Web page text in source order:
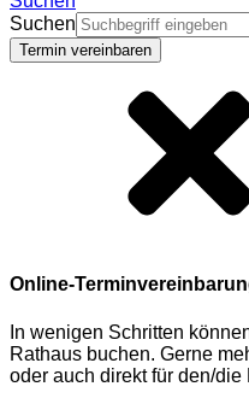
Suchen
Termin vereinbaren
Online-
In wenigen Schritten
Rathaus buchen. Gerne
oder auch direkt für den/die